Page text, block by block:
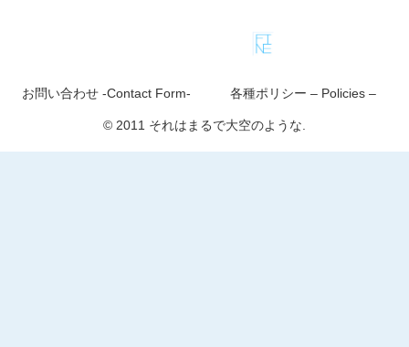
お問い合わせ -Contact Form- 各種ポリシー – Policies –
© 2011 それはまるで大空のような.